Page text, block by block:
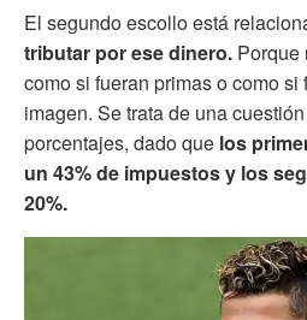
El segundo escollo está
tributar por ese dinero. Porque
como si fueran primas o como
imagen. Se trata de una
porcentajes, dado que los
un 43% de impuestos y los
20%.